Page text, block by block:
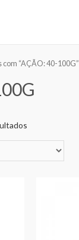
“AÇÃO: 40-100G”